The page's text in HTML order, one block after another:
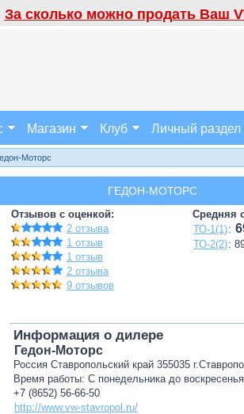
За сколько можно продать Ваш
Магазин Клуб Личный раздел
Моторс
ГЕДОН-МОТОРС
Отзывов с оценкой:
2 отзыва
1 отзыв
1 отзыв
2 отзыва
9 отзывов
Средняя
ТО-1(1):
ТО-2(2):
Информация о дилере
Гедон-Моторс
Россия Ставропольский край 355035
Время работы: С понедельника до
+7 (8652) 56-66-50
http://www.vw-stavropol.ru/